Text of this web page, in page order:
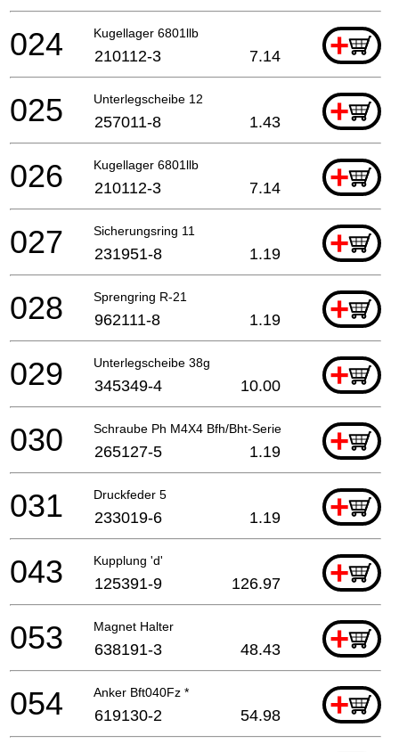
Kugellager 6801llb +
024 210112-3 7.14
Unterlegscheibe 12 +
025 257011-8 1.43
Kugellager 6801llb +
026 210112-3 7.14
Sicherungsring 11 +
027 231951-8 1.19
Sprengring R-21 +
028 962111-8 1.19
Unterlegscheibe 38g +
029 345349-4 10.00
Schraube Ph M4X4 Bfh/Bht-Serie +
030 265127-5 1.19
Druckfeder 5 +
031 233019-6 1.19
Kupplung 'd' +
043 125391-9 126.97
Magnet Halter +
053 638191-3 48.43
Anker Bft040Fz * +
054 619130-2 54.98